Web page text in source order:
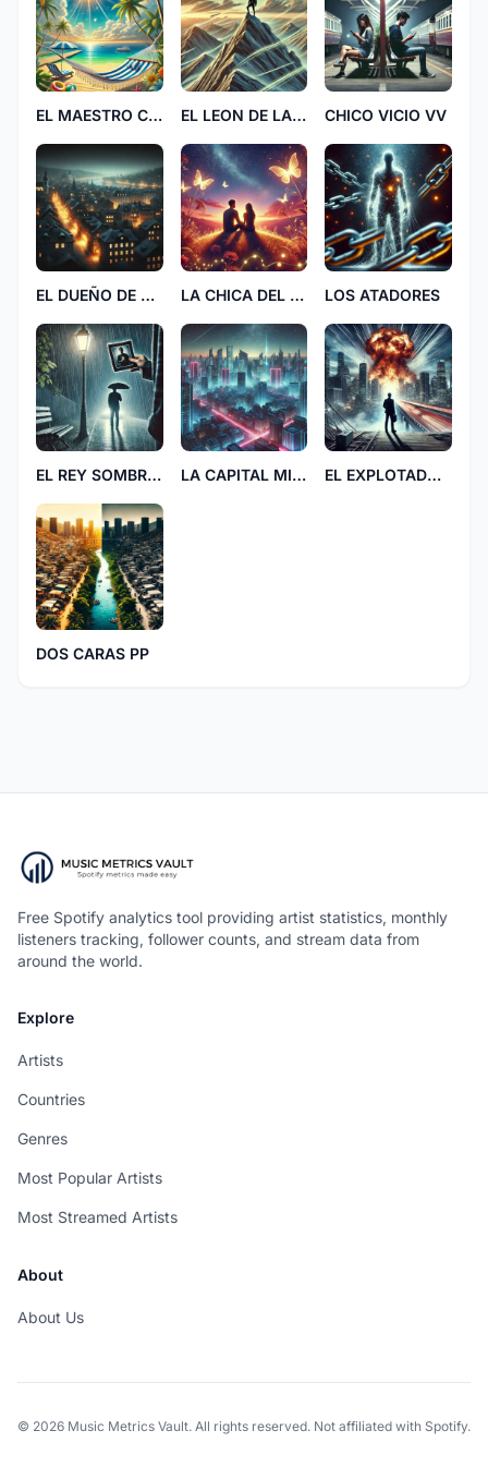
EL MAESTRO COCO EL LEON DE LA MOCHILA AZUL CHICO VICIO VV
EL DUEÑO DE LA CUIDAD LA CHICA DEL MISMO 252 LOS ATADORES
EL REY SOMBRILLA CC LA CAPITAL MISTERIOSA EL EXPLOTADOR DEL MUNDO JJ
DOS CARAS PP
Free Spotify analytics tool providing artist statistics, monthly
listeners tracking, follower counts, and stream data from
around the world.
Explore
Artists
Countries
Genres
Most Popular Artists
Most Streamed Artists
About
About Us
© 2026 Music Metrics Vault. All rights reserved. Not affiliated with Spotify.